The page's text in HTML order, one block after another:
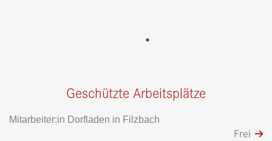
Geschützte Arbeitsplätze
Mitarbeiter:in Dorfladen in Filzbach
Frei